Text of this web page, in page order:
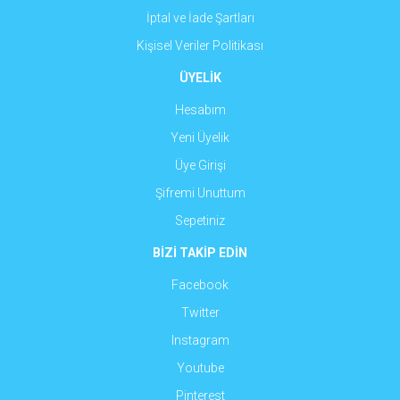
İptal ve İade Şartları
Kişisel Veriler Politikası
ÜYELİK
Hesabım
Yeni Üyelik
Üye Girişi
Şifremi Unuttum
Sepetiniz
BİZİ TAKİP EDİN
Facebook
Twitter
Instagram
Youtube
Pinterest